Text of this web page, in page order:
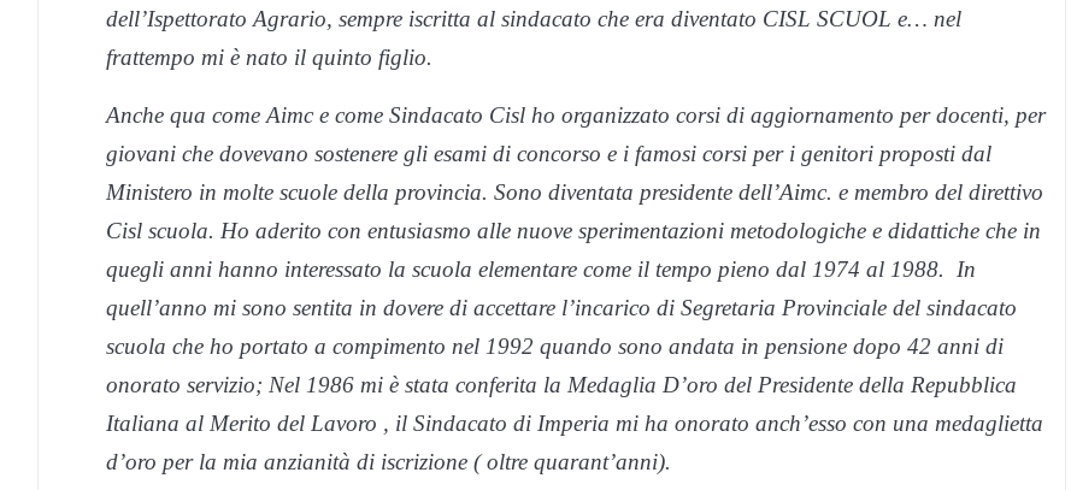
dell’Ispettorato Agrario, sempre iscritta al sindacato che era diventato CISL SCUOL e… nel
frattempo mi è nato il quinto figlio.
Anche qua come Aimc e come Sindacato Cisl ho organizzato corsi di aggiornamento per docenti, per
giovani che dovevano sostenere gli esami di concorso e i famosi corsi per i genitori proposti dal
Ministero in molte scuole della provincia. Sono diventata presidente dell’Aimc. e membro del direttivo
Cisl scuola. Ho aderito con entusiasmo alle nuove sperimentazioni metodologiche e didattiche che in
quegli anni hanno interessato la scuola elementare come il tempo pieno dal 1974 al 1988. In
quell’anno mi sono sentita in dovere di accettare l’incarico di Segretaria Provinciale del sindacato
scuola che ho portato a compimento nel 1992 quando sono andata in pensione dopo 42 anni di
onorato servizio; Nel 1986 mi è stata conferita la Medaglia D’oro del Presidente della Repubblica
Italiana al Merito del Lavoro , il Sindacato di Imperia mi ha onorato anch’esso con una medaglietta
d’oro per la mia anzianità di iscrizione ( oltre quarant’anni).